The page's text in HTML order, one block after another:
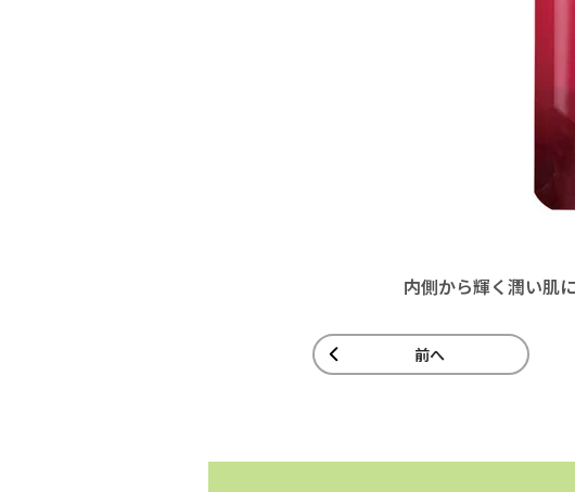
内側から輝く潤い肌
前へ